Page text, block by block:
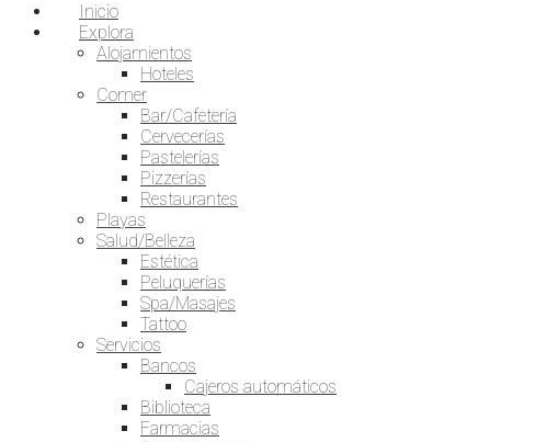
Inicio
Explora
Alojamientos
Hoteles
Comer
Bar/Cafetería
Cervecerías
Pastelerías
Pizzerías
Restaurantes
Playas
Salud/Belleza
Estética
Peluquerías
Spa/Masajes
Tattoo
Servicios
Bancos
Cajeros automáticos
Biblioteca
Farmacias